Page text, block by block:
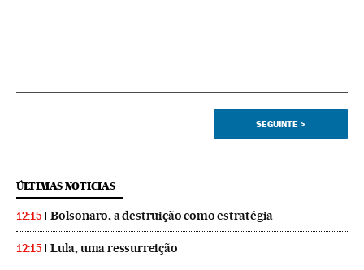
SEGUINTE >
ÚLTIMAS NOTICIAS
12:15 Bolsonaro, a destruição como estratégia
12:15 Lula, uma ressurreição